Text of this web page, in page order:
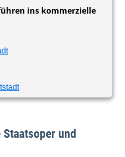
ins kommerzielle
und